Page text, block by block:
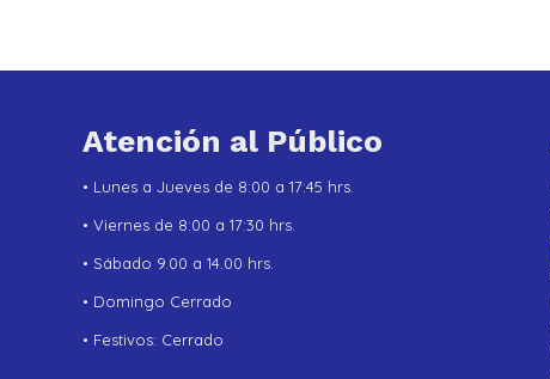
Atención al Público
• Lunes a Jueves de 8:00 a 17:45 hrs.
• Viernes de 8:00 a 17:30 hrs.
• Sábado 9.00 a 14.00 hrs.
• Domingo Cerrado
• Festivos: Cerrado